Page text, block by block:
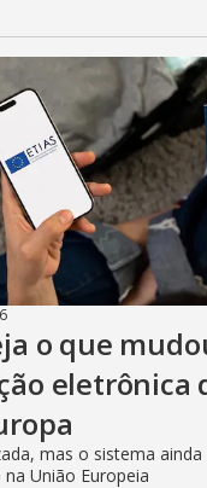
o que
eletrônica
mas o sistema
União Europeia